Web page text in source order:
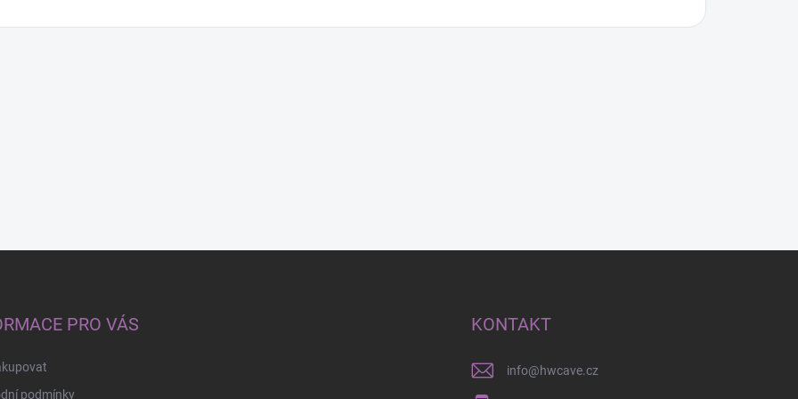
PRO VÁS
podmínky
KONTAKT
info@hwcave.cz